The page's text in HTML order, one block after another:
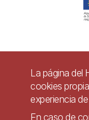
PieLa página del
cookies
experiencia
En caso de